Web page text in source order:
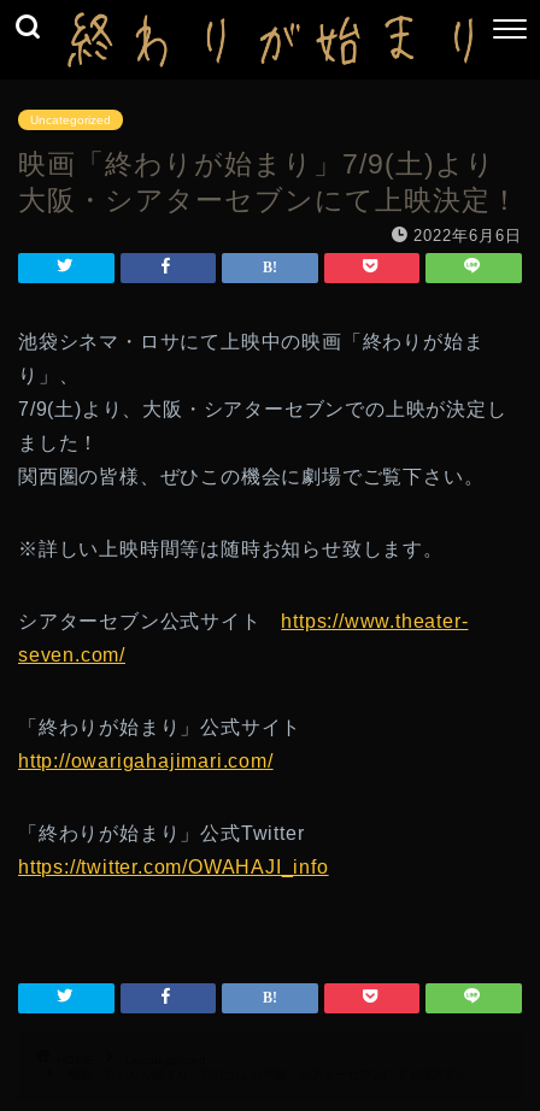
Uncategorized
映画「終わりが始まり」7/9(土)より
大阪・シアターセブンにて上映決定！
2022年6月6日
池袋シネマ・ロサにて上映中の映画「終わりが始ま
り」、
7/9(土)より、大阪・シアターセブンでの上映が決定し
ました！
関西圏の皆様、ぜひこの機会に劇場でご覧下さい。
※詳しい上映時間等は随時お知らせ致します。
シアターセブン公式サイト https://www.theater-
seven.com/
「終わりが始まり」公式サイト
http://owarigahajimari.com/
「終わりが始まり」公式Twitter
https://twitter.com/OWAHAJI_info